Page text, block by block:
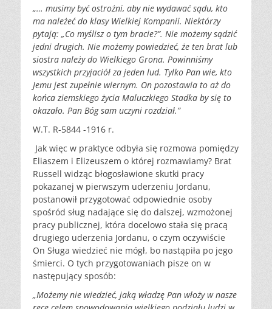
„… musimy być ostrożni, aby nie wydawać sądu, kto
ma należeć do klasy Wielkiej Kompanii. Niektórzy
pytają: „Co myślisz o tym bracie?”. Nie możemy sądzić
jedni drugich. Nie możemy powiedzieć, że ten brat lub
siostra należy do Wielkiego Grona. Powinniśmy
wszystkich przyjaciół za jeden lud. Tylko Pan wie, kto
Jemu jest zupełnie wiernym. On pozostawia to aż do
końca ziemskiego życia Maluczkiego Stadka by się to
okazało. Pan Bóg sam uczyni rozdział.”
W.T. R-5844 -1916 r.
Jak więc w praktyce odbyła się rozmowa pomiędzy
Eliaszem i Elizeuszem o której rozmawiamy? Brat
Russell widząc błogosławione skutki pracy
pokazanej w pierwszym uderzeniu Jordanu,
postanowił przygotować odpowiednie osoby
spośród sług nadające się do dalszej, wzmożonej
pracy publicznej, która docelowo stała się pracą
drugiego uderzenia Jordanu, o czym oczywiście
On Sługa wiedzieć nie mógł, bo nastąpiła po jego
śmierci. O tych przygotowaniach pisze on w
następujący sposób:
„Możemy nie wiedzieć, jaką władzę Pan włoży w nasze